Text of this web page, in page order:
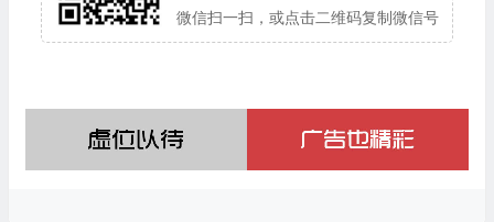
微信扫一扫，或点击二维码复制微信号